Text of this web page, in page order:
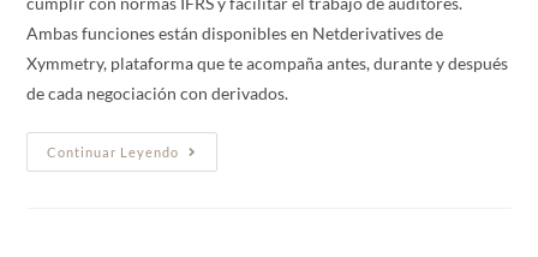
Ambas funciones están disponibles en Netderivatives de
Xymmetry, plataforma que te acompaña antes, durante y después
de cada negociación con derivados.
Continuar Leyendo